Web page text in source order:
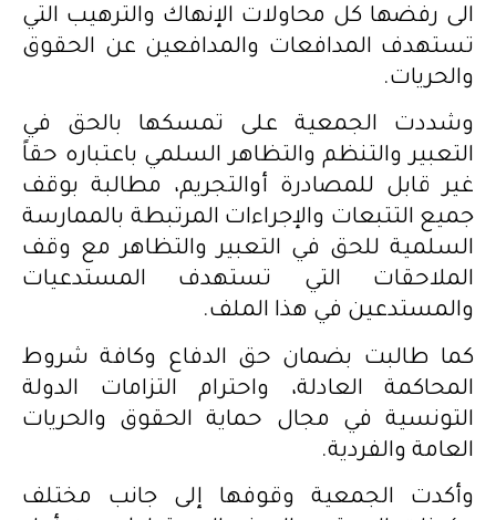
الى رفضها كل محاولات الإنهاك والترهيب التي
تستهدف المدافعات والمدافعين عن الحقوق
والحريات.
وشددت الجمعية على تمسكها بالحق في
التعبير والتنظم والتظاهر السلمي باعتباره حقاً
غير قابل للمصادرة أوالتجريم، مطالبة بوقف
جميع التتبعات والإجراءات المرتبطة بالممارسة
السلمية للحق في التعبير والتظاهر مع وقف
الملاحقات التي تستهدف المستدعيات
والمستدعين في هذا الملف.
كما طالبت بضمان حق الدفاع وكافة شروط
المحاكمة العادلة، واحترام التزامات الدولة
التونسية في مجال حماية الحقوق والحريات
العامة والفردية.
وأكدت الجمعية وقوفها إلى جانب مختلف